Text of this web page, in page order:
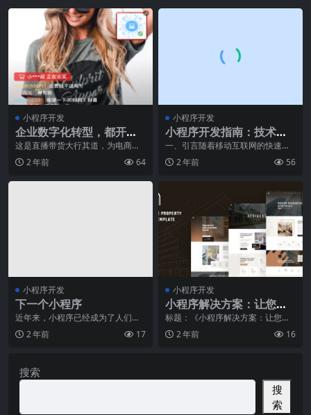
小程序开发
企业数字化转型，都开始
做私域流量转投小程序直
播了？
这是直播带货大行其道，为电商营
销赋予创新红利的泛商业时代，尤
其在 2020 年这
2 年前 64
小程序开发
小程序开发指南：技术选
型与架构设计
一、引言随着移动互联网的快速发
展，小程序已经成为了越来越多企
业和个人开发者的首选
2 年前 56
小程序开发
下一个小程序
近年来，小程序已经成为了人们生
活中不可或缺的一部分。无论是订
外卖、预约出行还是在
2 年前 17
小程序开发
小程序解决方案：让您的
业务迅速拥抱移动互联网
标题：《小程序解决方案：让您的
业务迅速拥抱移动互联网》一、前
言随着移动互联网的快
2 年前 16
搜索
搜
索